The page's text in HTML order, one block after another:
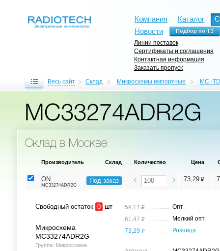
Компания Каталог
Новости
Линии поставок
Сертификаты и соглашения
Контактная информация
Заказать пропуск
Весь сайт Склад Микросхемы импортные MC -
MC33274ADR2G
Склад в Москве
Производитель Склад Количество Цена
ON
MC33274ADR2G
Под заказ 73,29 ⃏
Свободный остаток 0 шт
Микросхема
MC33274ADR2G
Группа: Микросхема
59,11 ⃏
Опт
61,47 ⃏
Мелкий опт
73,29 ⃏ Розница